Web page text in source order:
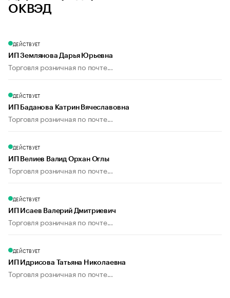
ОКВЭД
ДЕЙСТВУЕТ
ИП Землянова Дарья Юрьевна
Торговля розничная по почте...
ДЕЙСТВУЕТ
ИП Баданова Катрин Вячеславовна
Торговля розничная по почте...
ДЕЙСТВУЕТ
ИП Велиев Валид Орхан Оглы
Торговля розничная по почте...
ДЕЙСТВУЕТ
ИП Исаев Валерий Дмитриевич
Торговля розничная по почте...
ДЕЙСТВУЕТ
ИП Идрисова Татьяна Николаевна
Торговля розничная по почте...